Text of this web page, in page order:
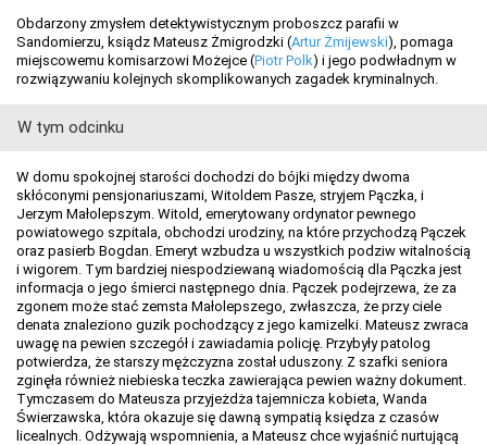
Obdarzony zmysłem detektywistycznym proboszcz parafii w
Sandomierzu, ksiądz Mateusz Żmigrodzki (Artur Żmijewski), pomaga
miejscowemu komisarzowi Możejce (Piotr Polk) i jego podwładnym w
rozwiązywaniu kolejnych skomplikowanych zagadek kryminalnych.
W tym odcinku
W domu spokojnej starości dochodzi do bójki między dwoma
skłóconymi pensjonariuszami, Witoldem Pasze, stryjem Pączka, i
Jerzym Małolepszym. Witold, emerytowany ordynator pewnego
powiatowego szpitala, obchodzi urodziny, na które przychodzą Pączek
oraz pasierb Bogdan. Emeryt wzbudza u wszystkich podziw witalnością
i wigorem. Tym bardziej niespodziewaną wiadomością dla Pączka jest
informacja o jego śmierci następnego dnia. Pączek podejrzewa, że za
zgonem może stać zemsta Małolepszego, zwłaszcza, że przy ciele
denata znaleziono guzik pochodzący z jego kamizelki. Mateusz zwraca
uwagę na pewien szczegół i zawiadamia policję. Przybyły patolog
potwierdza, że starszy mężczyzna został uduszony. Z szafki seniora
zginęła również niebieska teczka zawierająca pewien ważny dokument.
Tymczasem do Mateusza przyjeżdża tajemnicza kobieta, Wanda
Świerzawska, która okazuje się dawną sympatią księdza z czasów
licealnych. Odżywają wspomnienia, a Mateusz chce wyjaśnić nurtującą